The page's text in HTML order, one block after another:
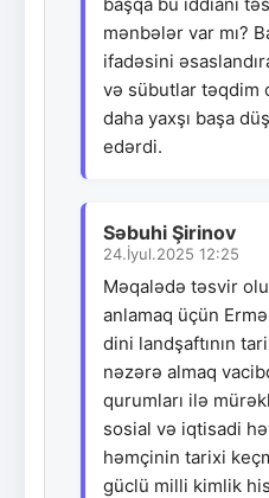
mənbələr var mı?
ifadəsini
və sübutlar təqdim
daha yaxşı başa
edərdi.
Səbuhi Şirinov
24.İyul.2025 12:25
Məqalədə təsvir
anlamaq üçün
dini landşaftının
nəzərə almaq
qurumları ilə
sosial və iqtisadi
həmçinin tarixi
güclü milli kimlik